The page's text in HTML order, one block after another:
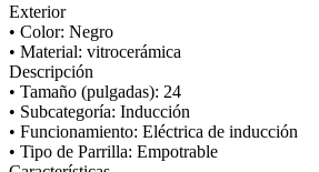
Exterior
• Color: Negro
• Material: vitrocerámica
Descripción
• Tamaño (pulgadas): 24
• Subcategoría: Inducción
• Funcionamiento: Eléctrica de inducción
• Tipo de Parrilla: Empotrable